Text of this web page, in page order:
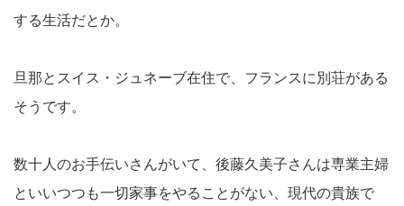
する生活だとか。
旦那とスイス・ジュネーブ在住で、フランスに別荘がある
そうです。
数十人のお手伝いさんがいて、後藤久美子さんは専業主婦
といいつつも一切家事をやることがない、現代の貴族で